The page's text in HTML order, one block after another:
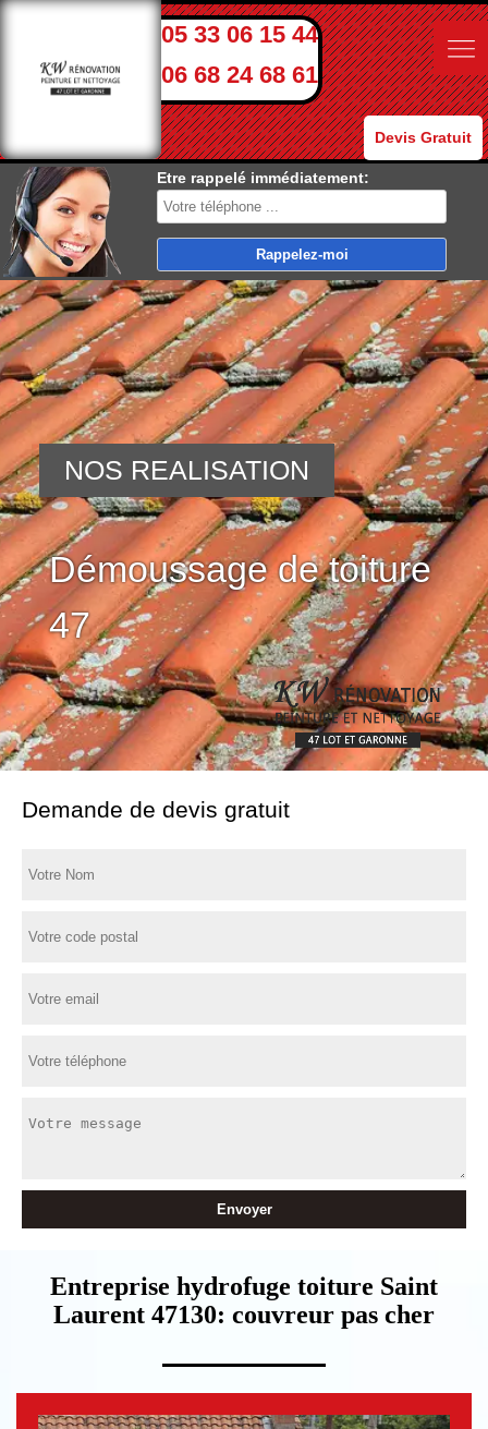
05 33 06 15 44
06 68 24 68 61
Devis Gratuit
Etre rappelé immédiatement:
Démoussage de toiture
47
NOS REALISATION
Demande de devis gratuit
Entreprise hydrofuge toiture Saint
Laurent 47130: couvreur pas cher